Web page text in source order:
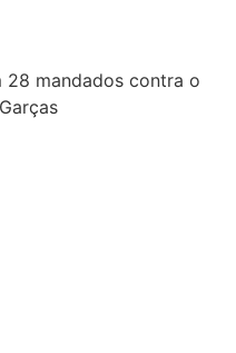
28 mandados contra o